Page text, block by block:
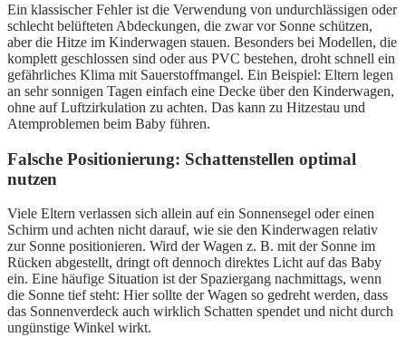
Ein klassischer Fehler ist die Verwendung von undurchlässigen oder
schlecht belüfteten Abdeckungen, die zwar vor Sonne schützen,
aber die Hitze im Kinderwagen stauen. Besonders bei Modellen, die
komplett geschlossen sind oder aus PVC bestehen, droht schnell ein
gefährliches Klima mit Sauerstoffmangel. Ein Beispiel: Eltern legen
an sehr sonnigen Tagen einfach eine Decke über den Kinderwagen,
ohne auf Luftzirkulation zu achten. Das kann zu Hitzestau und
Atemproblemen beim Baby führen.
Falsche Positionierung: Schattenstellen optimal
nutzen
Viele Eltern verlassen sich allein auf ein Sonnensegel oder einen
Schirm und achten nicht darauf, wie sie den Kinderwagen relativ
zur Sonne positionieren. Wird der Wagen z. B. mit der Sonne im
Rücken abgestellt, dringt oft dennoch direktes Licht auf das Baby
ein. Eine häufige Situation ist der Spaziergang nachmittags, wenn
die Sonne tief steht: Hier sollte der Wagen so gedreht werden, dass
das Sonnenverdeck auch wirklich Schatten spendet und nicht durch
ungünstige Winkel wirkt.